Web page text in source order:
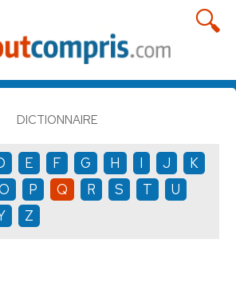
DICTIONNAIRE
E F G H I J
K
P Q R S T
U
Z